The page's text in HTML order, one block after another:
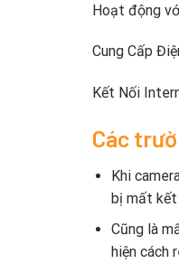
Hoạt động
Cung Cấp
Kết Nối
Các
Khi
bị mất kết
Cũng là
hiện cách